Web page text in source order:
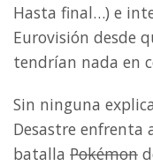
Hasta final…) e
Eurovisión desde
tendrían nada en
Sin ninguna
Desastre enfrenta
batalla Pokémon